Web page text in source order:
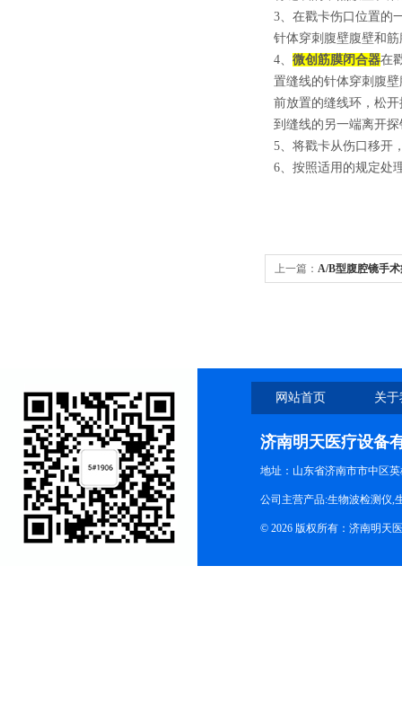
3、在戳卡伤口位置的
针体穿刺腹壁腹壁和
4、 微创筋膜闭合器在
置缝线的针体穿刺腹
前放置的缝线环，松
到缝线的另一端离开探
5、将戳卡从伤口移开
6、按照适用的规定处
上一篇： A/B型腹腔镜手
网站首页 关
济南明天医疗设备
地址：山东省济南市市中区
公司主营产品:生物波检测仪,
© 2026 版权所有：济南明天